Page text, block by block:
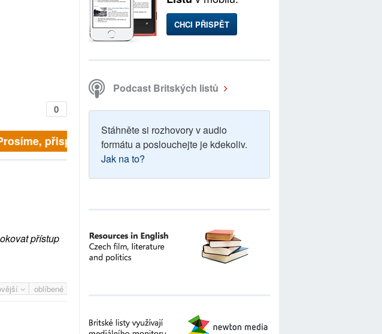
0
přispějte. ➥
přístup
oblíbené
CHCI PŘISPĚT
Podcast Britských listů
Stáhněte si rozhovory v audio
formátu a poslouchejte je kdekoliv.
Jak na to?